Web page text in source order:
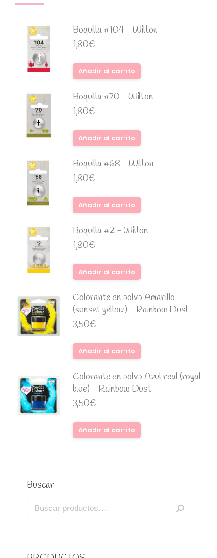
Boquilla #104 - Wilton
1,80€
Añadir al carrito
Boquilla #70 - Wilton
1,80€
Añadir al carrito
Boquilla #68 - Wilton
1,80€
Añadir al carrito
Boquilla #2 - Wilton
1,80€
Añadir al carrito
Colorante en polvo Amarillo
(sunset yellow) - Rainbow Dust
3,50€
Añadir al carrito
Colorante en polvo Azul real (royal
blue) - Rainbow Dust
3,50€
Añadir al carrito
Buscar